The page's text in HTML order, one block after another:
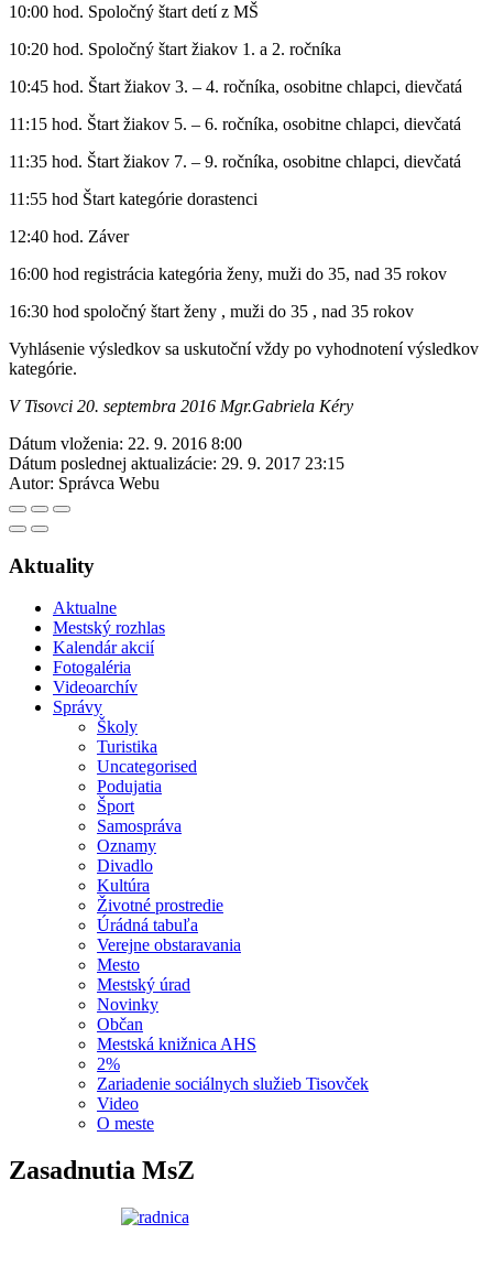
10:00 hod. Spoločný štart detí z MŠ
10:20 hod. Spoločný štart žiakov 1. a 2. ročníka
10:45 hod. Štart žiakov 3. – 4. ročníka, osobitne chlapci, dievčatá
11:15 hod. Štart žiakov 5. – 6. ročníka, osobitne chlapci, dievčatá
11:35 hod. Štart žiakov 7. – 9. ročníka, osobitne chlapci, dievčatá
11:55 hod Štart kategórie dorastenci
12:40 hod. Záver
16:00 hod registrácia kategória ženy, muži do 35, nad 35 rokov
16:30 hod spoločný štart ženy , muži do 35 , nad 35 rokov
Vyhlásenie výsledkov sa uskutoční vždy po vyhodnotení výsledkov
kategórie.
V Tisovci 20. septembra 2016 Mgr.Gabriela Kéry
Dátum vloženia: 22. 9. 2016 8:00
Dátum poslednej aktualizácie: 29. 9. 2017 23:15
Autor: Správca Webu
Aktuality
Aktualne
Mestský rozhlas
Kalendár akcií
Fotogaléria
Videoarchív
Správy
Školy
Turistika
Uncategorised
Podujatia
Šport
Samospráva
Oznamy
Divadlo
Kultúra
Životné prostredie
Úrádná tabuľa
Verejne obstaravania
Mesto
Mestský úrad
Novinky
Občan
Mestská knižnica AHS
2%
Zariadenie sociálnych služieb Tisovček
Video
O meste
Zasadnutia MsZ